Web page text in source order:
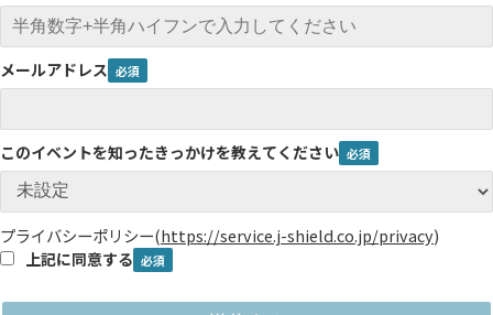
メールアドレス
このイベントを知ったきっかけを教えてください
プライバシーポリシー(https://service.j-shield.co.jp/privacy)
上記に同意する